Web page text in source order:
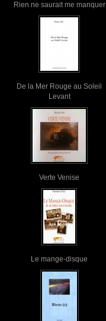
Rien ne saurait me manquer
De la Mer Rouge au Soleil
Levant
Verte Venise
Le mange-disque